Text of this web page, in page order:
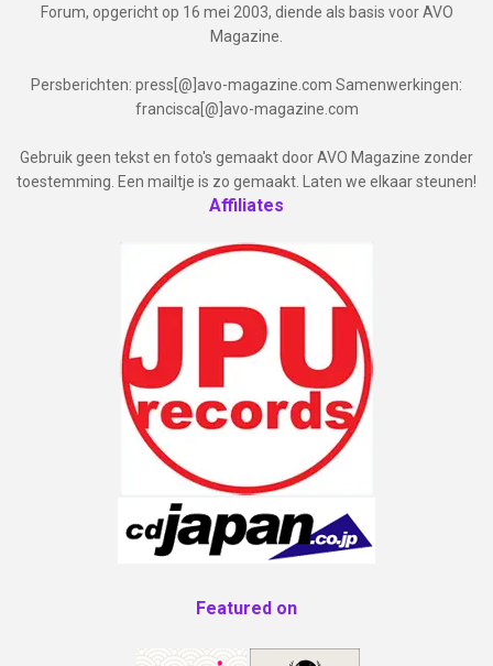
Forum, opgericht op 16 mei 2003, diende als basis voor AVO
Magazine.
Persberichten: press[@]avo-magazine.com Samenwerkingen:
francisca[@]avo-magazine.com
Gebruik geen tekst en foto's gemaakt door AVO Magazine zonder
toestemming. Een mailtje is zo gemaakt. Laten we elkaar steunen!
Affiliates
Featured on